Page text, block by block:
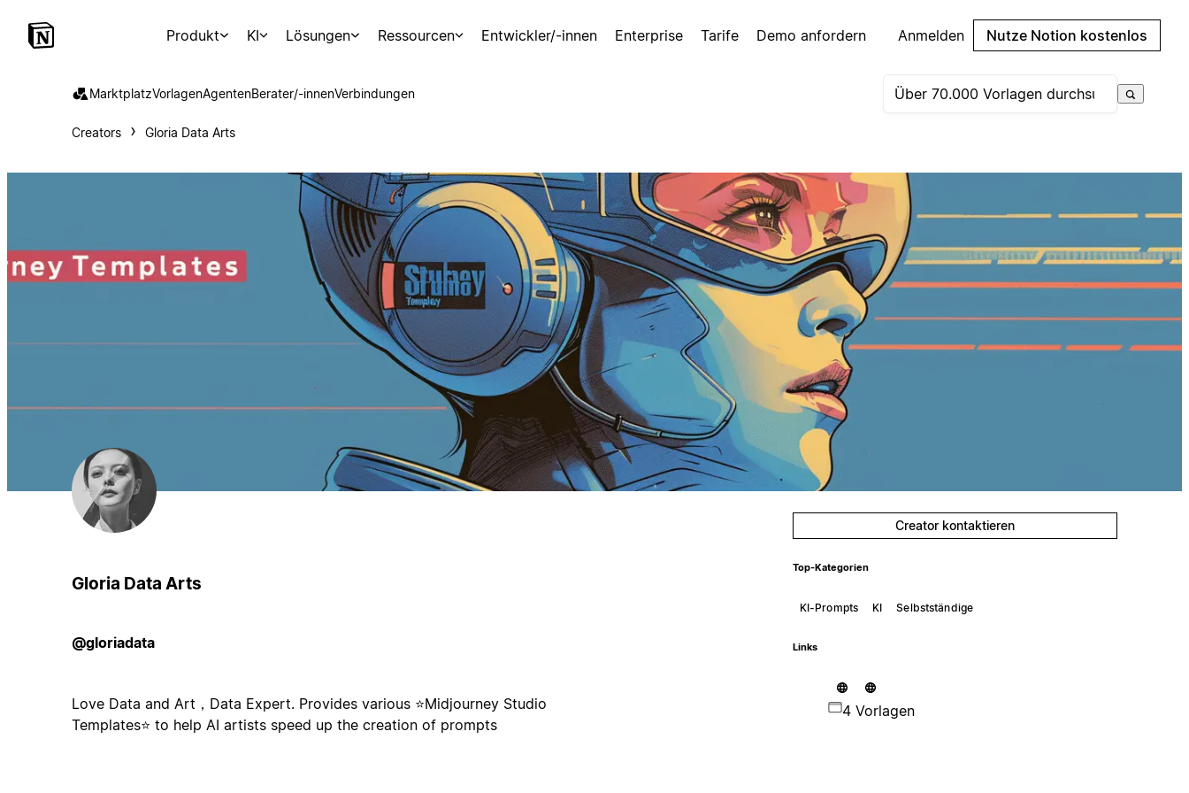
Produkt KI Lösungen Ressourcen Entwickler/-innen Enterprise Tarife Demo anfordern Anmelden Nutze Notion kostenlos
MarktplatzVorlagenAgentenBerater/-innenVerbindungen
Creators Gloria Data Arts
Gloria Data Arts
@gloriadata
Love Data and Art，Data Expert. Provides various ⭐️Midjourney Studio
Templates⭐️ to help AI artists speed up the creation of prompts
Creator kontaktieren
Top-Kategorien
KI-Prompts KI Selbstständige
Links
4 Vorlagen